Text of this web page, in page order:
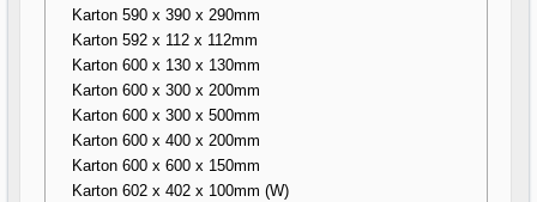
Karton 590 x 390 x 290mm
Karton 592 x 112 x 112mm
Karton 600 x 130 x 130mm
Karton 600 x 300 x 200mm
Karton 600 x 300 x 500mm
Karton 600 x 400 x 200mm
Karton 600 x 600 x 150mm
Karton 602 x 402 x 100mm (W)